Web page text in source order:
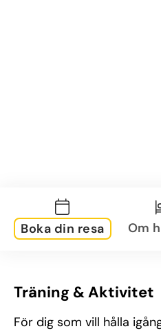
Boka din resa Om
Träning & Aktivitet
För dig som vill hålla